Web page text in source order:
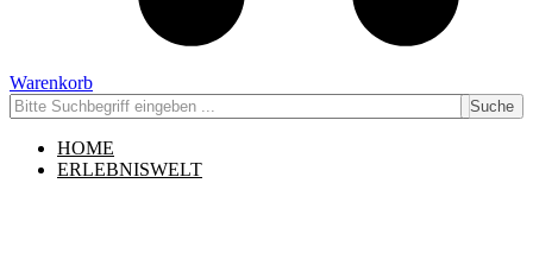
Warenkorb
Suche
HOME
ERLEBNISWELT